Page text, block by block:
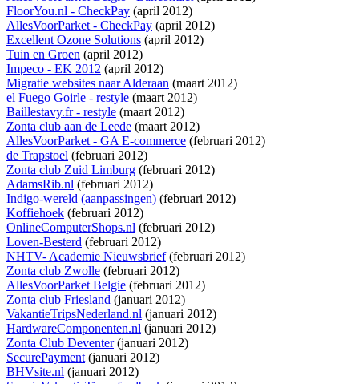
FloorYou.nl - CheckPay (april 2012)
AllesVoorParket - CheckPay (april 2012)
Excellent Ozone Solutions (april 2012)
Tuin en Groen (april 2012)
Impeco - EK 2012 (april 2012)
Migratie websites naar Alderaan (maart 2012)
el Fuego Goirle - restyle (maart 2012)
Baillestavy.fr - restyle (maart 2012)
Zonta club aan de Leede (maart 2012)
AllesVoorParket - GA E-commerce (februari 2012)
de Trapstoel (februari 2012)
Zonta club Zuid Limburg (februari 2012)
AdamsRib.nl (februari 2012)
Indigo-wereld (aanpassingen) (februari 2012)
Koffiehoek (februari 2012)
OnlineComputerShops.nl (februari 2012)
Loven-Besterd (februari 2012)
NHTV- Academie Nieuwsbrief(februari 2012)
Zonta club Zwolle (februari 2012)
AllesVoorParket Belgie (februari 2012)
Zonta club Friesland (januari 2012)
VakantieTripsNederland.nl (januari 2012)
HardwareComponenten.nl (januari 2012)
Zonta Club Deventer(januari 2012)
SecurePayment(januari 2012)
BHVsite.nl (januari 2012)